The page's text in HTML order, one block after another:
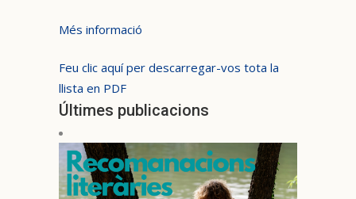
Més informació
Feu clic aquí per descarregar-vos tota la
llista en PDF
Últimes publicacions